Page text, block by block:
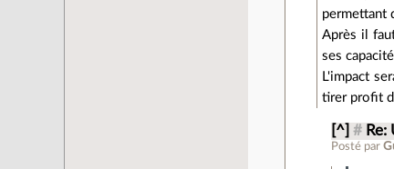
permettant
Après il
ses
L'impact
tirer profit
[^] # Re:
Posté par